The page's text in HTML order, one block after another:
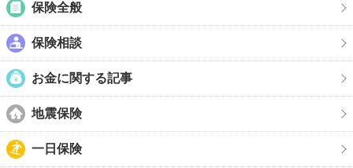
保険全般
保険相談
お金に関する記事
地震保険
一日保険